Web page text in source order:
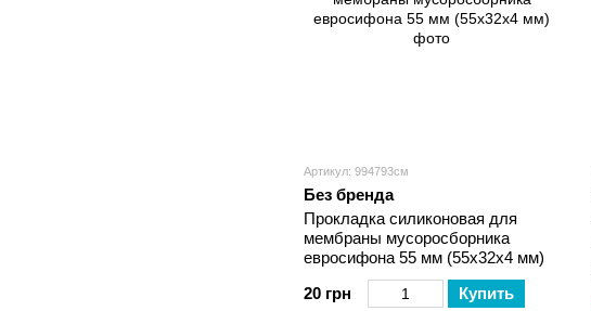
Артикул: 994793см
Без бренда
Прокладка силиконовая для
мембраны мусоросборника
евросифона 55 мм (55х32х4 мм)
20 грн
Купить